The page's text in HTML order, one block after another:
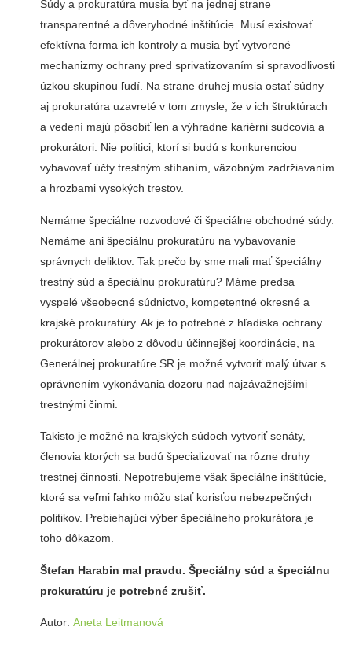
Súdy a prokuratúra musia byť na jednej strane
transparentné a dôveryhodné inštitúcie. Musí existovať
efektívna forma ich kontroly a musia byť vytvorené
mechanizmy ochrany pred sprivatizovaním si spravodlivosti
úzkou skupinou ľudí. Na strane druhej musia ostať súdny
aj prokuratúra uzavreté v tom zmysle, že v ich štruktúrach
a vedení majú pôsobiť len a výhradne kariérni sudcovia a
prokurátori. Nie politici, ktorí si budú s konkurenciou
vybavovať účty trestným stíhaním, väzobným zadržiavaním
a hrozbami vysokých trestov.
Nemáme špeciálne rozvodové či špeciálne obchodné súdy.
Nemáme ani špeciálnu prokuratúru na vybavovanie
správnych deliktov. Tak prečo by sme mali mať špeciálny
trestný súd a špeciálnu prokuratúru? Máme predsa
vyspelé všeobecné súdnictvo, kompetentné okresné a
krajské prokuratúry. Ak je to potrebné z hľadiska ochrany
prokurátorov alebo z dôvodu účinnejšej koordinácie, na
Generálnej prokuratúre SR je možné vytvoriť malý útvar s
oprávnením vykonávania dozoru nad najzávažnejšími
trestnými činmi.
Takisto je možné na krajských súdoch vytvoriť senáty,
členovia ktorých sa budú špecializovať na rôzne druhy
trestnej činnosti. Nepotrebujeme však špeciálne inštitúcie,
ktoré sa veľmi ľahko môžu stať korisťou nebezpečných
politikov. Prebiehajúci výber špeciálneho prokurátora je
toho dôkazom.
Štefan Harabin mal pravdu. Špeciálny súd a špeciálnu
prokuratúru je potrebné zrušiť.
Autor: Aneta Leitmanová